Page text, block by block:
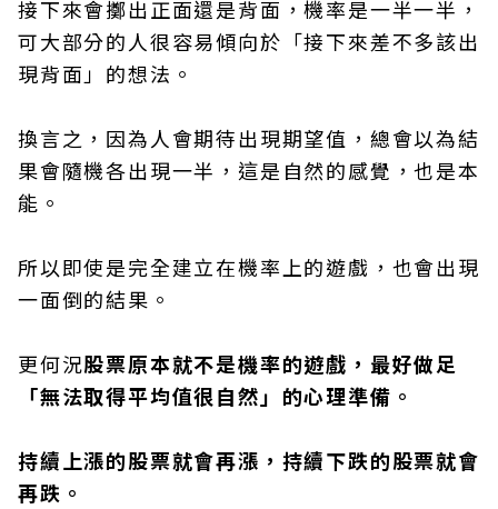
接下來會擲出正面還是背面，機率是一半一半，
可大部分的人很容易傾向於「接下來差不多該出
現背面」的想法。
換言之，因為人會期待出現期望值，總會以為結
果會隨機各出現一半，這是自然的感覺，也是本
能。
所以即使是完全建立在機率上的遊戲，也會出現
一面倒的結果。
更何況股票原本就不是機率的遊戲，最好做足
「無法取得平均值很自然」的心理準備。
持續上漲的股票就會再漲，持續下跌的股票就會
再跌。